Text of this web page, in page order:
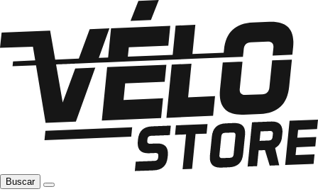
Buscar